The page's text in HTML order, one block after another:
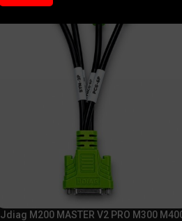
Jdiag M200 MASTER V2 PRO M300